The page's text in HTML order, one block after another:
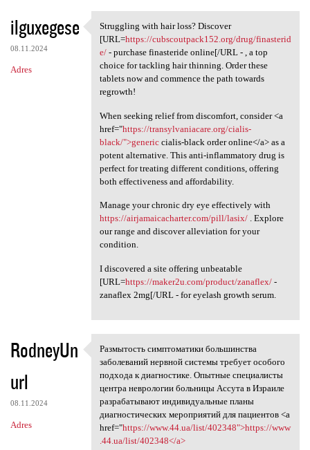
ilguxegese
08.11.2024
Adres
Struggling with hair loss?
Struggling with hair loss? Discover
[URL=https://cubscoutpack152.org/drug/finasterid
e/- purchase finasteride online[/URL - , a top
choice for tackling hair thinning. Order these
tablets now and commence the path towards
regrowth!
When seeking relief from discomfort, consider <a
href="https://transylvaniacare.org/cialis-
black/">genericcialis-black order online</a> as a
potent alternative. This anti-inflammatory drug is
perfect for treating different conditions, offering
both effectiveness and affordability.
Manage your chronic dry eye effectively with
https://airjamaicacharter.com/pill/lasix/. Explore
our range and discover alleviation for your
condition.
I discovered a site offering unbeatable
[URL=https://maker2u.com/product/zanaflex/-
zanaflex 2mg[/URL - for eyelash growth serum.
RodneyUn
url
08.11.2024
Adres
Размытость симптоматики
Размытость симптоматики большинства
заболеваний нервной системы требует особого
подхода к диагностике. Опытные специалисты
центра неврологии больницы Ассута в Израиле
разрабатывают индивидуальные планы
диагностических мероприятий для пациентов <a
href="https://www.44.ua/list/402348">https://www
.44.ua/list/402348</a>